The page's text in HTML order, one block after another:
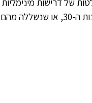
של דרישות מינימליות
עבור צאצאים של יהודים שנאלצו לברוח מגרמניה עקב הרעת תנאים שחלה בשנות ה-30, או שנשללה מהם